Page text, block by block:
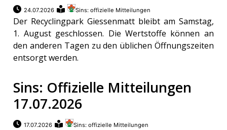
Auw
Auw:
24.07.2026 Sins: offizielle Mitteilungen
Der Recyclingpark Giessenmatt bleibt am Samstag,
1. August geschlossen. Die Wertstoffe können an
den anderen Tagen zu den üblichen Öffnungszeiten
entsorgt werden.
Sins: Offizielle Mitteilungen
17.07.2026
17.07.2026 Sins: offizielle Mitteilungen